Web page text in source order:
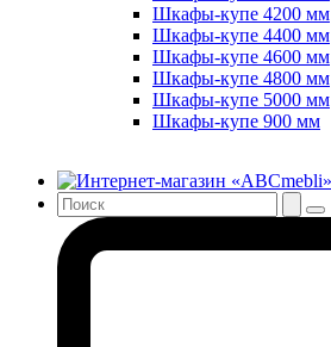
Шкафы-купе 4200 мм
Шкафы-купе 4400 мм
Шкафы-купе 4600 мм
Шкафы-купе 4800 мм
Шкафы-купе 5000 мм
Шкафы-купе 900 мм